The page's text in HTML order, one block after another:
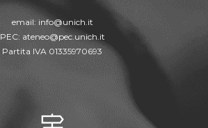
email: info@unich.it
PEC: ateneo@pec.unich.it
Partita IVA 01335970693